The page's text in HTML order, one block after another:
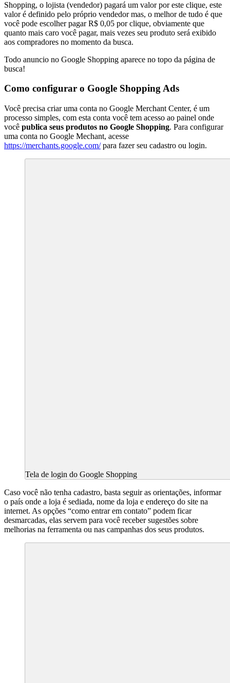
Shopping, o lojista (vendedor) pagará um valor por este clique, este
valor é definido pelo próprio vendedor mas, o melhor de tudo é que
você pode escolher pagar R$ 0,05 por clique, obviamente que
quanto mais caro você pagar, mais vezes seu produto será exibido
aos compradores no momento da busca.
Todo anuncio no Google Shopping aparece no topo da página de
busca!
Como configurar o Google Shopping Ads
Você precisa criar uma conta no Google Merchant Center, é um
processo simples, com esta conta você tem acesso ao painel onde
você publica seus produtos no Google Shopping. Para configurar
uma conta no Google Mechant, acesse
https://merchants.google.com/para fazer seu cadastro ou login.
Tela de login do Google Shopping
Caso você não tenha cadastro, basta seguir as orientações, informar
o país onde a loja é sediada, nome da loja e endereço do site na
internet. As opções “como entrar em contato” podem ficar
desmarcadas, elas servem para você receber sugestões sobre
melhorias na ferramenta ou nas campanhas dos seus produtos.